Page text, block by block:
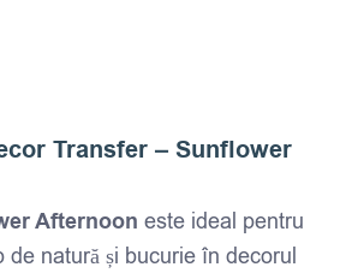
Transfer – Sunflower
Afternoon este ideal pentru
de natură și bucurie în decorul